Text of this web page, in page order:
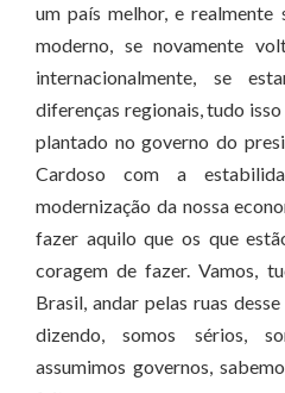
um país melhor, e realmente
moderno, se novamente
internacionalmente, se
diferenças regionais, tudo
plantado no governo do
Cardoso com a
modernização da nossa
fazer aquilo que os que
coragem de fazer. Vamos,
Brasil, andar pelas ruas
dizendo, somos sérios,
assumimos governos,